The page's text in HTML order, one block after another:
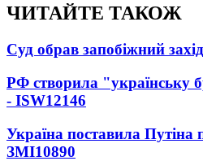
ЧИТАЙТЕ ТАКОЖ
Суд обрав запобіжний
РФ створила "українську
- ISW12146
Україна поставила Путіна
ЗМІ10890